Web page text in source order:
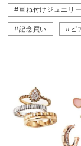
#重ね付けジュエリー
#記念買い #ピ